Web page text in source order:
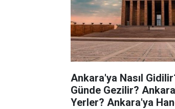
Ankara'ya Nasıl
Günde Gezilir?
Yerler? Ankara'ya